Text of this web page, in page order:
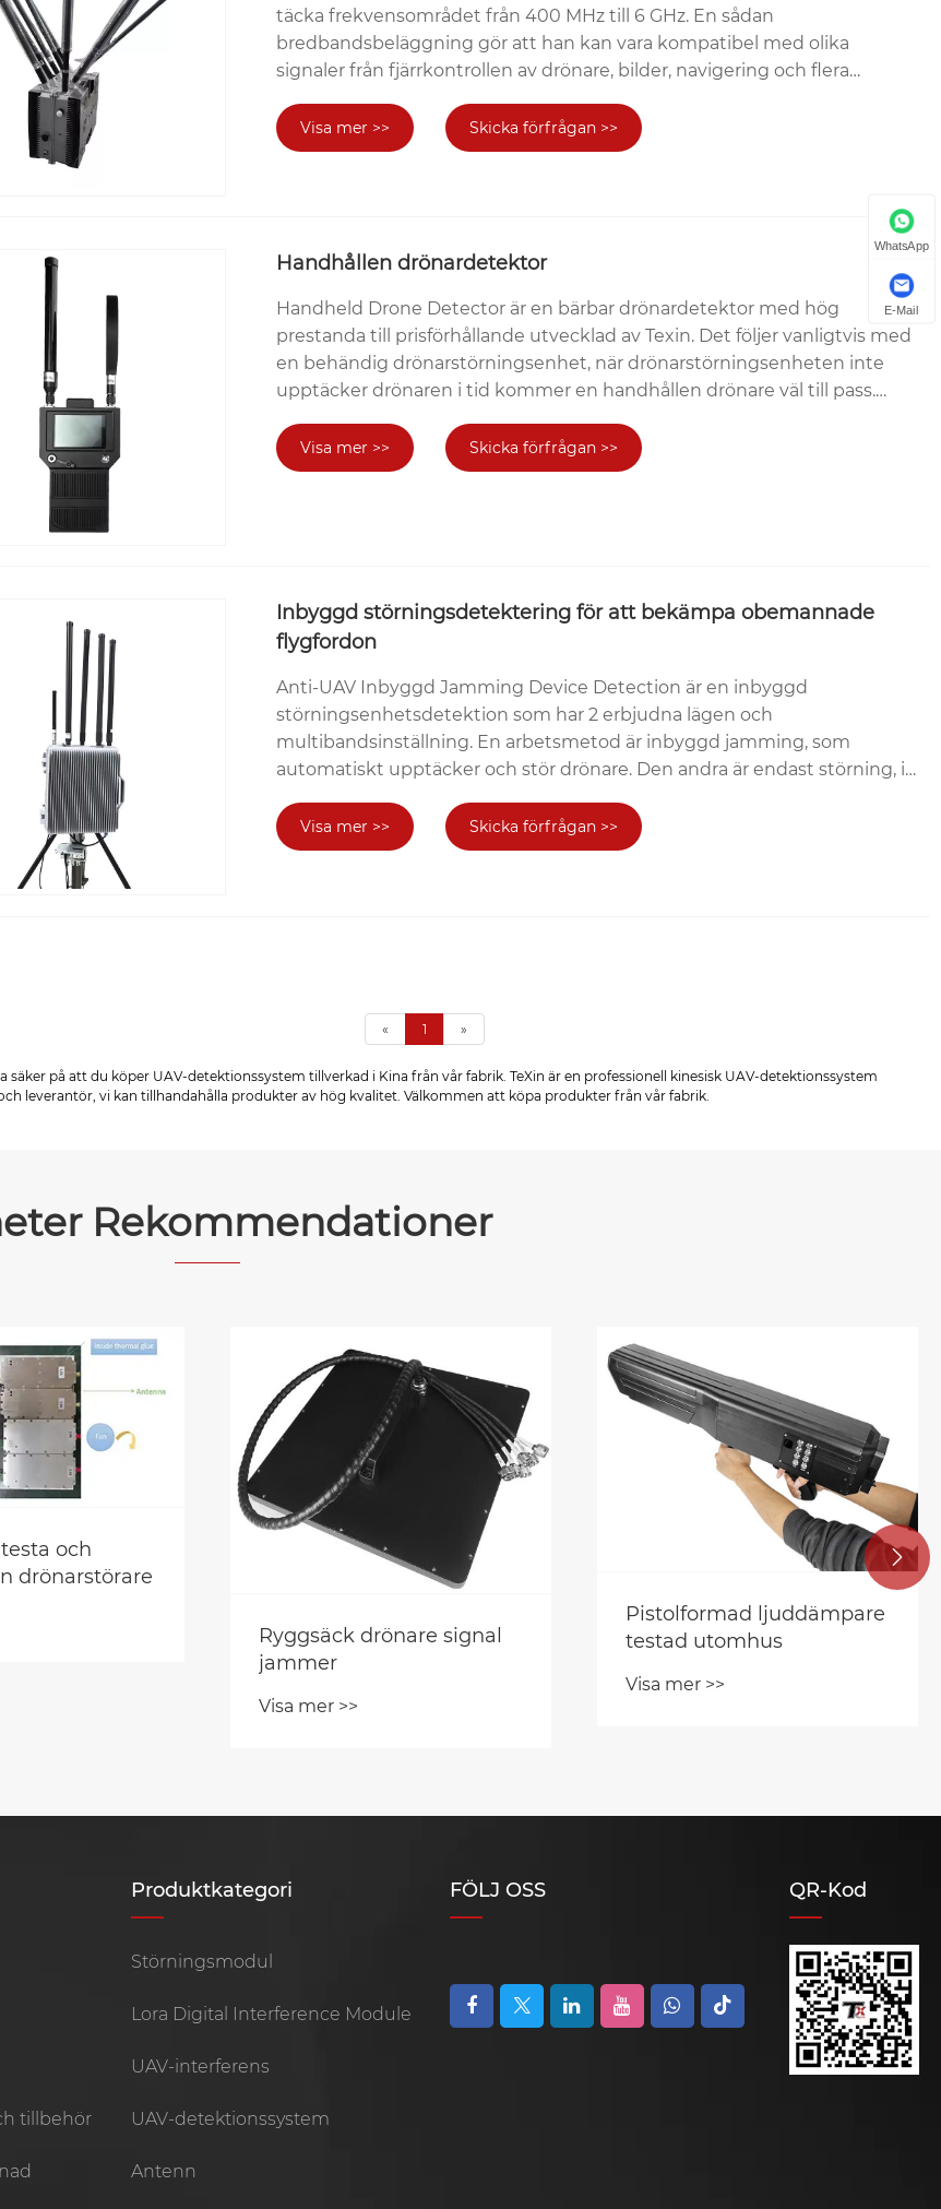
täcka frekvensområdet från 400 MHz till 6 GHz. En sådan
bredbandsbeläggning gör att han kan vara kompatibel med olika
signaler från fjärrkontrollen av drönare, bilder, navigering och flera
signalen. 10-kanals fullband 360 ° -förstärkningsutrustning för fastnat
med 10-kanals synkron arbete kan bearbeta flera målsignaler samtidigt.
korrekt och effektiv undertryckning av UAV: ​​er, fjärrkontrollanordningar
Visa mer >> Skicka förfrågan >>
Handhållen drönardetektor
Handheld Drone Detector är en bärbar drönardetektor med hög
prestanda till prisförhållande utvecklad av Texin. Det följer vanligtvis med
en behändig drönarstörningsenhet, när drönarstörningsenheten inte
upptäcker drönaren i tid kommer en handhållen drönare väl till pass.
och avancerad energihanteringsteknik, som exakt kan upptäcka drönare.
Även om i svåra fall kommer produkten inte att påverka 2 uppsättningar
Visa mer >> Skicka förfrågan >>
Inbyggd störningsdetektering för att bekämpa obemannade
flygfordon
Anti-UAV Inbyggd Jamming Device Detection är en inbyggd
störningsenhetsdetektion som har 2 erbjudna lägen och
multibandsinställning. En arbetsmetod är inbyggd jamming, som
automatiskt upptäcker och stör drönare. Den andra är endast störning, i
använder sig av spektral avkänning och artificiell intelligens, som exakt
kan detektera drönarens riktning. En annan störningsfunktion är att
Visa mer >> Skicka förfrågan >>
« 1 »
säker på att du köper UAV-detektionssystem tillverkad i Kina från vår fabrik. TeXin är en professionell kinesisk UAV-detektionssystem
leverantör, vi kan tillhandahålla produkter av hög kvalitet. Välkommen att köpa produkter från vår fabrik.
Rekommendationer
och
drönarstörare
Ryggsäck drönare signal
jammer
Visa mer >>
Pistolformad ljuddämpare
testad utomhus
Visa mer >>

tillbehör
Produktkategori
Störningsmodul
Lora Digital Interference Module
UAV-interferens
UAV-detektionssystem
Antenn
FÖLJ OSS QR-Kod
WhatsApp
E-Mail